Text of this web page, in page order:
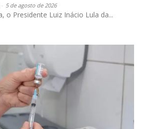
5 de agosto de 2026
o Presidente Luiz Inácio Lula da...